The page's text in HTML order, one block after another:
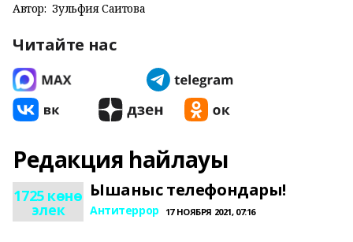
Автор: Зульфия Саитова
Читайте нас
Редакция һайлауы
1725 көнө
элек
Ышаныс телефондары!
Антитеррор 17 НОЯБРЯ 2021, 07:16